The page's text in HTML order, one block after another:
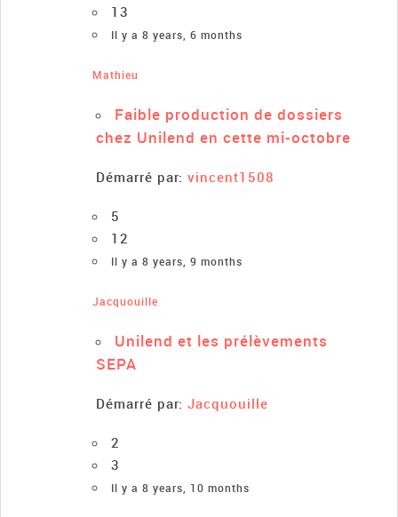
13
Il y a 8 years, 6 months
Mathieu
Faible production de dossiers
chez Unilend en cette mi-octobre
Démarré par: vincent1508
5
12
Il y a 8 years, 9 months
Jacquouille
Unilend et les prélèvements
SEPA
Démarré par: Jacquouille
2
3
Il y a 8 years, 10 months